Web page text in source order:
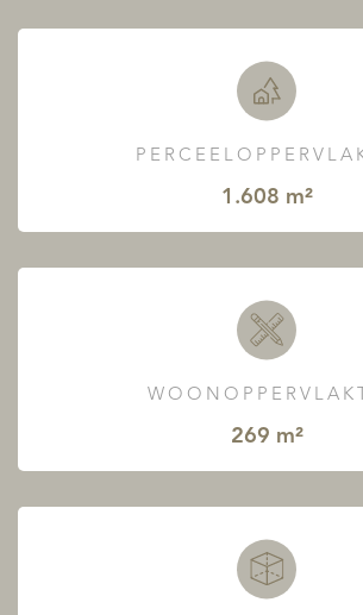
1.608 m²
269 m²